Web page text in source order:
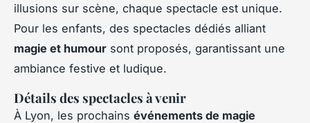
illusions sur scène, chaque spectacle est unique.
Pour les enfants, des spectacles dédiés alliant
magie et humour sont proposés, garantissant une
ambiance festive et ludique.
Détails des spectacles à venir
À Lyon, les prochains événements de magie